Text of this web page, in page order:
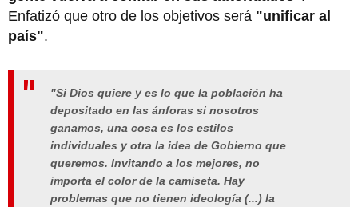
Enfatizó que otro de los objetivos será "unificar al
país".
"Si Dios quiere y es lo que la población ha
depositado en las ánforas si nosotros
ganamos, una cosa es los estilos
individuales y otra la idea de Gobierno que
queremos. Invitando a los mejores, no
importa el color de la camiseta. Hay
problemas que no tienen ideología (...) la